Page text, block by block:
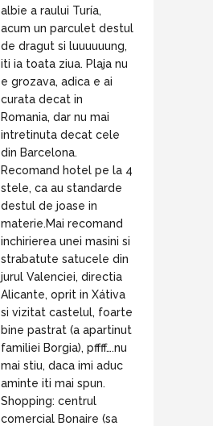
albie a raului Turía,
acum un parculet destul
de dragut si luuuuuung,
iti ia toata ziua. Plaja nu
e grozava, adica e ai
curata decat in
Romania, dar nu mai
intretinuta decat cele
din Barcelona.
Recomand hotel pe la 4
stele, ca au standarde
destul de joase in
materie.Mai recomand
inchirierea unei masini si
strabatute satucele din
jurul Valenciei, directia
Alicante, oprit in Xátiva
si vizitat castelul, foarte
bine pastrat (a apartinut
familiei Borgia), pffff….nu
mai stiu, daca imi aduc
aminte iti mai spun.
Shopping: centrul
comercial Bonaire (sa